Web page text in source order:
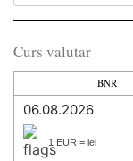
Curs valutar
BNR
06.08.2026
1 EUR = lei